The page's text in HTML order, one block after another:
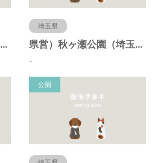
県営）北浦和公園（埼玉県さいたま市）
埼玉県
県営）秋ヶ瀬公園（埼玉県さいたま市）
-
公園